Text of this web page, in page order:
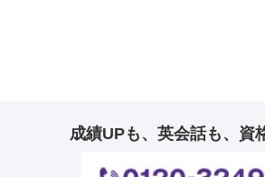
成績UPも、英会話も、資